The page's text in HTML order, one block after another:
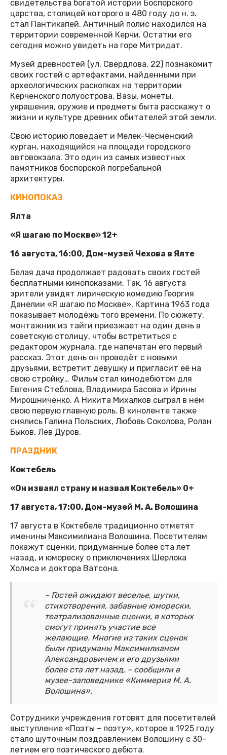
свидетельства богатой истории Боспорского
царства, столицей которого в 480 году до н. э.
стал Пантикапей. Античный полис находился на
территории современной Керчи. Остатки его
сегодня можно увидеть на горе Митридат.
Музей древностей (ул. Свердлова, 22) познакомит
своих гостей с артефактами, найденными при
археологических раскопках на территории
Керченского полуострова. Вазы, монеты,
украшения, оружие и предметы быта расскажут о
жизни и культуре древних обитателей этой земли.
Свою историю поведает и Мелек-Чесменский
курган, находящийся на площади городского
автовокзала. Это один из самых известных
памятников боспорской погребальной
архитектуры.
КИНОПОКАЗ
Ялта
«Я шагаю по Москве» 12+
16 августа, 16:00, Дом-музей Чехова в Ялте
Белая дача продолжает радовать своих гостей
бесплатными кинопоказами. Так, 16 августа
зрители увидят лирическую комедию Георгия
Данелии «Я шагаю по Москве». Картина 1963 года
показывает молодёжь того времени. По сюжету,
монтажник из тайги приезжает на один день в
советскую столицу, чтобы встретиться с
редактором журнала, где напечатан его первый
рассказ. Этот день он проведёт с новыми
друзьями, встретит девушку и пригласит её на
свою стройку… Фильм стал кинодебютом для
Евгения Стеблова, Владимира Басова и Ирины
Мирошниченко. А Никита Михалков сыграл в нём
свою первую главную роль. В киноленте также
снялись Галина Польских, Любовь Соколова, Ролан
Быков, Лев Дуров.
ПРАЗДНИК
Коктебель
«Он изваял страну и назвал Коктебель» 0+
17 августа, 17:00, Дом-музей М. А. Волошина
17 августа в Коктебеле традиционно отметят
именины Максимилиана Волошина. Посетителям
покажут сценки, придуманные более ста лет
назад, и юмореску о приключениях Шерлока
Холмса и доктора Ватсона.
– Гостей ожидают веселье, шутки,
стихотворения, забавные юморески,
театрализованные сценки, в которых
смогут принять участие все
желающие. Многие из таких сценок
были придуманы Максимилианом
Александровичем и его друзьями
более ста лет назад, – сообщили в
музее-заповеднике «Киммерия М. А.
Волошина».
Сотрудники учреждения готовят для посетителей
выступление «Поэты – поэту», которое в 1925 году
стало шуточным поздравлением Волошину с 30-
летием его поэтического дебюта.